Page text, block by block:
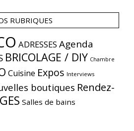
RUBRIQUES
ADRESSES Agenda
BRICOLAGE / DIY Chambre
Cuisine Expos Interviews
boutiques Rendez-
Salles de bains